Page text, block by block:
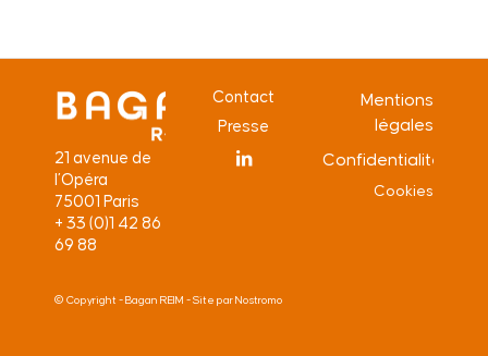
21 avenue de
l’Opéra
75001 Paris
+ 33 (0)1 42 86
69 88
Contact
Presse
Mentions
légales
Confidentialité
Cookies
© Copyright - Bagan REIM - Site par Nostromo